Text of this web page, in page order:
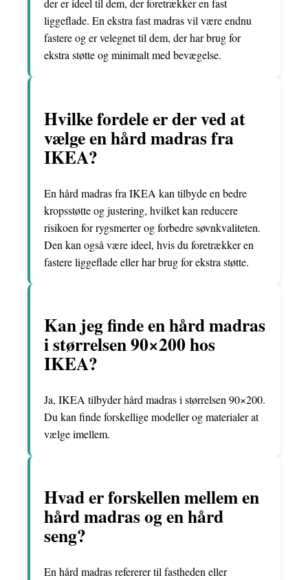
der er ideel til dem, der foretrækker en fast
liggeflade. En ekstra fast madras vil være endnu
fastere og er velegnet til dem, der har brug for
ekstra støtte og minimalt med bevægelse.
Hvilke fordele er der ved at
vælge en hård madras fra
IKEA?
En hård madras fra IKEA kan tilbyde en bedre
kropsstøtte og justering, hvilket kan reducere
risikoen for rygsmerter og forbedre søvnkvaliteten.
Den kan også være ideel, hvis du foretrækker en
fastere liggeflade eller har brug for ekstra støtte.
Kan jeg finde en hård madras
i størrelsen 90×200 hos
IKEA?
Ja, IKEA tilbyder hård madras i størrelsen 90×200.
Du kan finde forskellige modeller og materialer at
vælge imellem.
Hvad er forskellen mellem en
hård madras og en hård
seng?
En hård madras refererer til fastheden eller